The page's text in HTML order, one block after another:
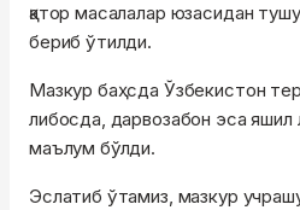
қатор масалалар юзасидан
бериб ўтилди.
Мазкур баҳсда Ўзбекистон
либосда, дарвозабон эса яшил
маълум бўлди.
Эслатиб ўтамиз, мазкур